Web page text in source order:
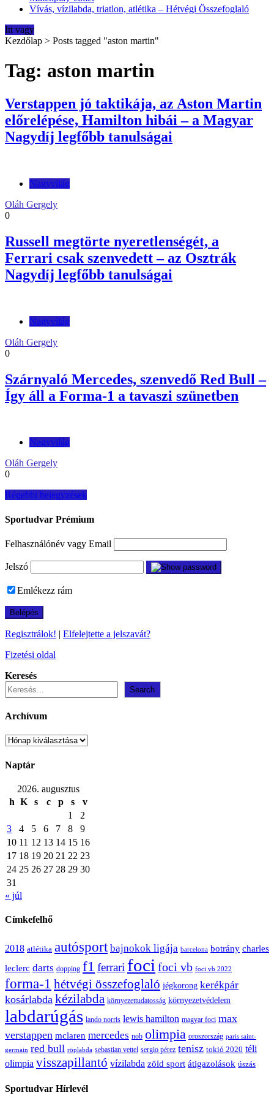
Vívás, vízilabda, triatlon, atlétika – Hétvégi Összefoglaló
Itt vagy
Kezdőlap > Posts tagged "aston martin"
Tag: aston martin
Verstappen jó taktikája, az Aston Martin
előrelépése, Hamilton hibái – a Magyar
Nagydíj legfőbb tanulságai
Nagyvilág
Oláh Gergely
0
Russell megtörte nyeretlenségét, a
Ferrari csak szenvedett – az Osztrák
Nagydíj legfőbb tanulságai
Nagyvilág
Oláh Gergely
0
Szárnyaló Mercedes, szenvedő Red Bull –
Így áll a Forma-1 a tavaszi szünetben
Nagyvilág
Oláh Gergely
0
Bejegyzés
navigáció
Régebbi bejegyzések
Sportudvar Prémium
Felhasználónév vagy Email
Jelszó
Emlékezz rám
Regisztrálok! | Elfelejtette a jelszavát?
Fizetési oldal
Keresés
Search
Archívum
Archívum
Naptár
2026. augusztus
h K s c p s
v
1
2
3
4 5 6 7 8
9
10 11 12 13 14 15 16
17 18 19 20 21 22 23
24 25 26 27 28 29 30
31
« júl
Címkefelhő
2018 atlétika autósport bajnokok ligája barcelona botrány charles
leclerc darts dopping f1 ferrari foci foci vb foci vb 2022
forma-1 hétvégi összefoglaló jégkorong kerékpár
kosárlabda kézilabda környezettudatosság környezetvédelem
labdarúgás lando norris lewis hamilton magyar foci max
verstappen mclaren mercedes nob olimpia oroszország paris saint-
germain red bull röplabda sebastian vettel sergio pérez tenisz tokió 2020 téli
olimpia visszapillantó vízilabda zöld sport átigazolások úszás
Sportudvar Hírlevél